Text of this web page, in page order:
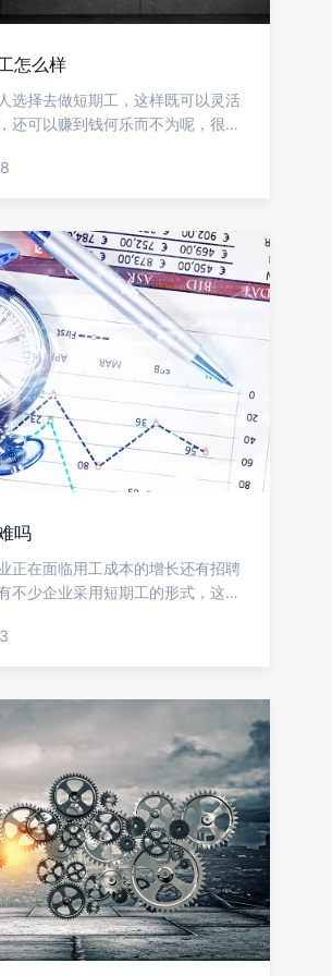
怎么样
选择去做短期工，这样既可以灵活
还可以赚到钱何乐而不为呢，很多
累?这些都是大家比较关心的，下面
吗
正在面临用工成本的增长还有招聘
不少企业采用短期工的形式，这样
找短期工，下面就让金柚网来给我